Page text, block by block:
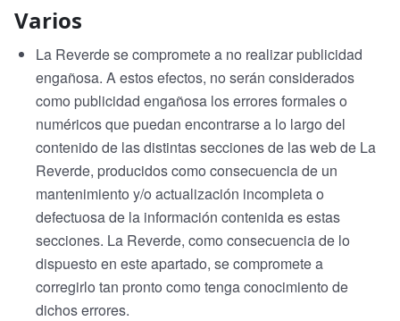
Varios
La Reverde se compromete a no realizar publicidad
engañosa. A estos efectos, no serán considerados
como publicidad engañosa los errores formales o
numéricos que puedan encontrarse a lo largo del
contenido de las distintas secciones de las web de La
Reverde, producidos como consecuencia de un
mantenimiento y/o actualización incompleta o
defectuosa de la información contenida es estas
secciones. La Reverde, como consecuencia de lo
dispuesto en este apartado, se compromete a
corregirlo tan pronto como tenga conocimiento de
dichos errores.